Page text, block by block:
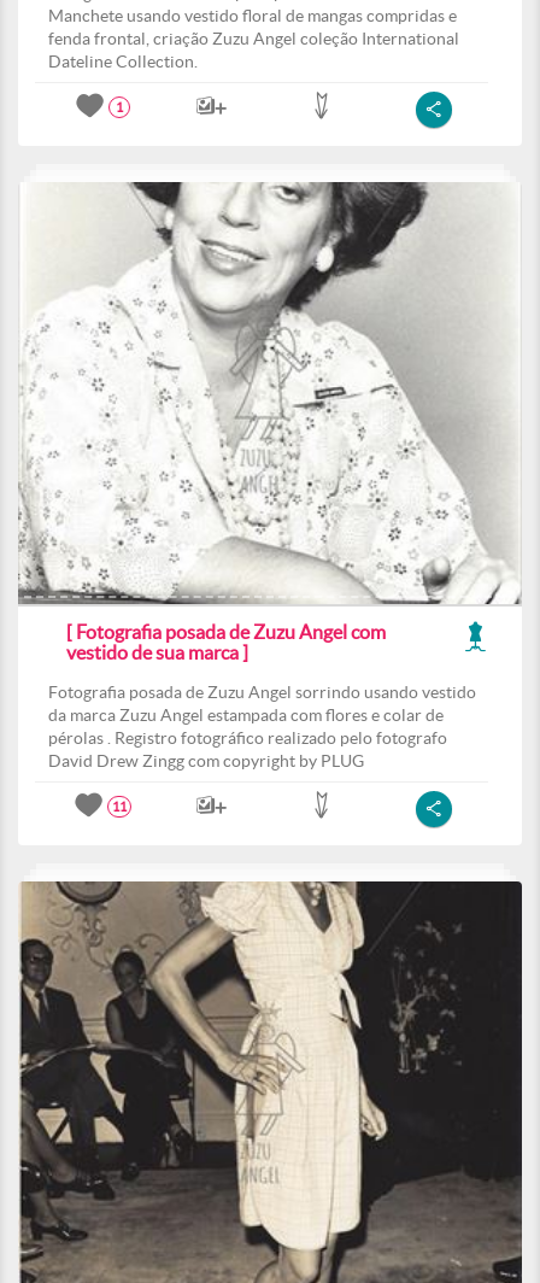
Manchete usando vestido floral de mangas compridas e
fenda frontal, criação Zuzu Angel coleção International
Dateline Collection.
1
[ Fotografia posada de Zuzu Angel com
vestido de sua marca ]
Fotografia posada de Zuzu Angel sorrindo usando vestido
da marca Zuzu Angel estampada com flores e colar de
pérolas . Registro fotográfico realizado pelo fotografo
David Drew Zingg com copyright by PLUG
11